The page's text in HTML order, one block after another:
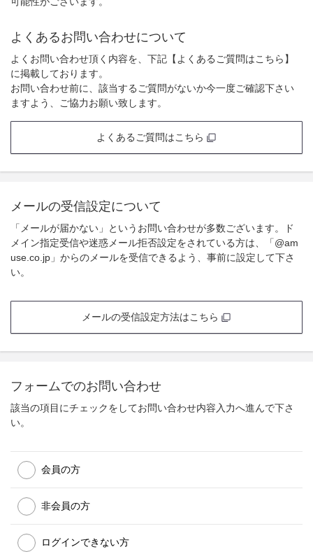
よくあるお問い合わせについて
よくお問い合わせ頂く内容を、下記【よくあるご質問はこちら】
に掲載しております。
お問い合わせ前に、該当するご質問がないか今一度ご確認下さい
ますよう、ご協力お願い致します。
よくあるご質問はこちら
メールの受信設定について
「メールが届かない」というお問い合わせが多数ございます。ド
メイン指定受信や迷惑メール拒否設定をされている方は、「@am
use.co.jp」からのメールを受信できるよう、事前に設定して下さ
い。
メールの受信設定方法はこちら
フォームでのお問い合わせ
該当の項目にチェックをしてお問い合わせ内容入力へ進んで下さ
い。
会員の方
非会員の方
ログインできない方